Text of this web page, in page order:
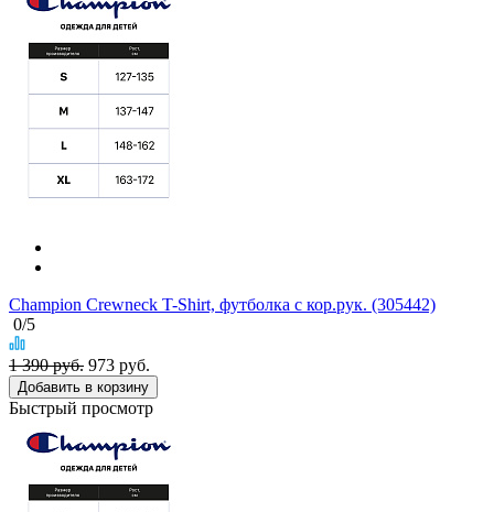
Champion Crewneck T-Shirt, футболка с кор.рук. (305442)
0/5
1 390 руб. 973 руб.
Добавить в корзину
Быстрый просмотр